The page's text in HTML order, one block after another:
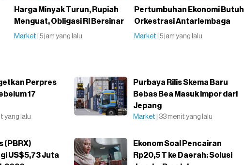
Harga Minyak Turun, Rupiah
Menguat, Obligasi RI Bersinar
Market | 5 jam yang lalu
Pertumbuhan Ekonomi Butuh
Orkestrasi Antarlembaga
Market | 5 jam yang lalu
Perpres
17
yang lalu
Purbaya Rilis Skema Baru
Bebas Bea Masuk Impor dari
Jepang
Market | 33 menit yang lalu
(PBRX)
US$5,73 Juta
Ekonom Soal Pencairan
Rp20,5 T ke Daerah: Solusi